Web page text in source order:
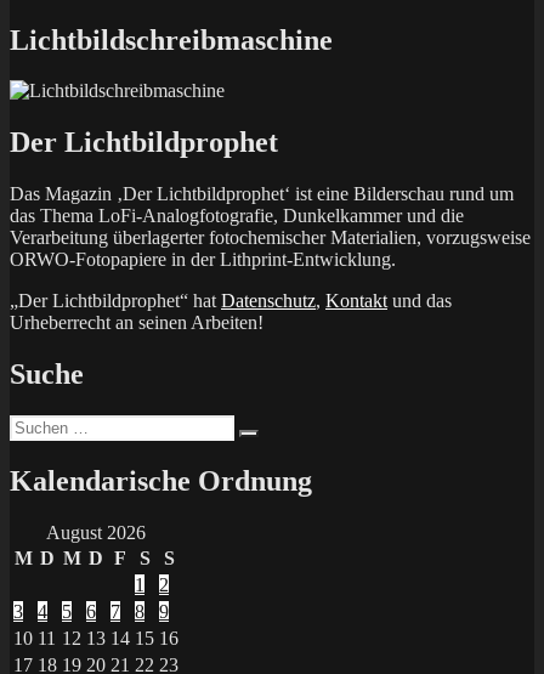
Lichtbildschreibmaschine
Der Lichtbildprophet
Das Magazin ‚Der Lichtbildprophet‘ ist eine Bilderschau rund um
das Thema LoFi-Analogfotografie, Dunkelkammer und die
Verarbeitung überlagerter fotochemischer Materialien, vorzugsweise
ORWO-Fotopapiere in der Lithprint-Entwicklung.
„Der Lichtbildprophet“ hat Datenschutz, Kontakt und das
Urheberrecht an seinen Arbeiten!
Suche
Suchen
nach:
Kalendarische Ordnung
August 2026
M D M D F S
S
1
2
3
4 5 6 7 8
9
10 11 12 13 14 15 16
17 18 19 20 21 22 23